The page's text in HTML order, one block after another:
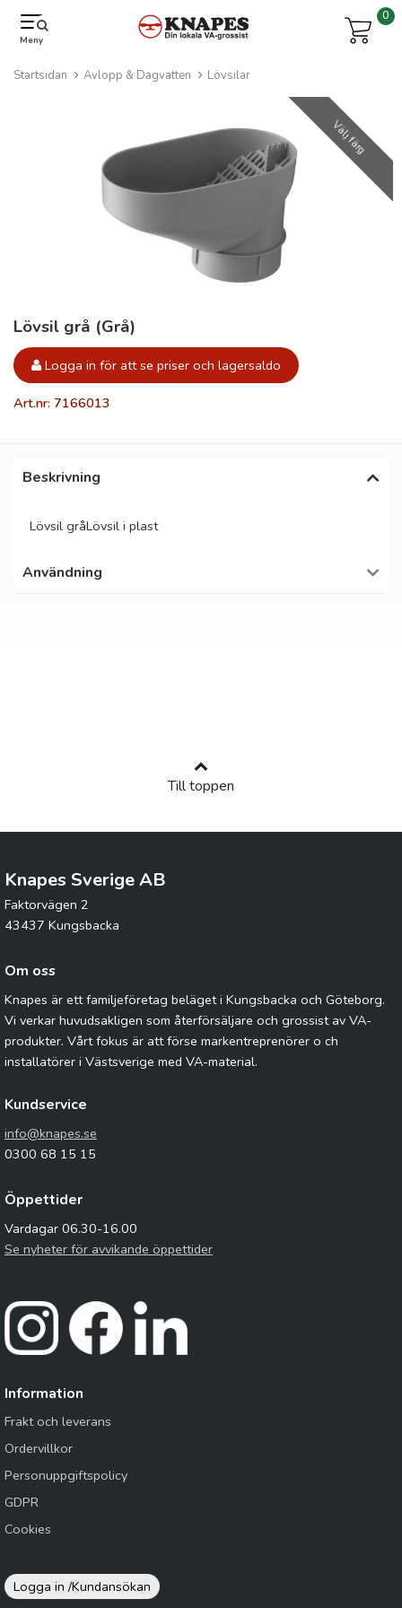
Meny
0
Startsidan Avlopp & Dagvatten Lövsilar
Välj färg
Lövsil grå (Grå)
Logga in för att se priser och lagersaldo
Art.nr: 7166013
Beskrivning
Lövsil gråLövsil i plast
Användning
Till toppen
Knapes Sverige AB
Faktorvägen 2
43437 Kungsbacka
Om oss
Knapes är ett familjeföretag beläget i Kungsbacka och Göteborg.
Vi verkar huvudsakligen som återförsäljare och grossist av VA-
produkter. Vårt fokus är att förse markentreprenörer o ch
installatörer i Västsverige med VA-material.
Kundservice
info@knapes.se
0300 68 15 15
Öppettider
Vardagar 06.30-16.00
Se nyheter för avvikande öppettider
Information
Frakt och leverans
Ordervillkor
Personuppgiftspolicy
GDPR
Cookies
Logga in /Kundansökan